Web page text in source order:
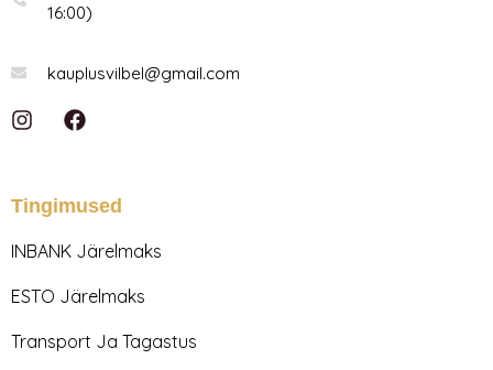
16:00)
kauplusvilbel@gmail.com
I
a
r
m
F
a
b
o
Tingimused
INBANK Järelmaks
ESTO Järelmaks
Transport Ja Tagastus